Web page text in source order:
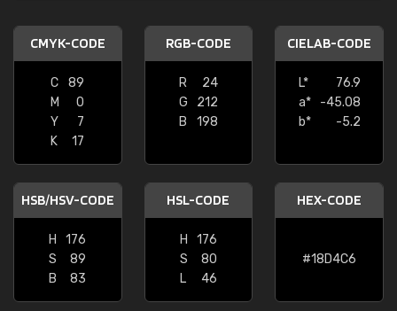
CMYK-CODE
C
89
M
0
Y
7
K
17
RGB-CODE
R
24
G
212
B
198
CIELAB-CODE
L*
76.9
a*
-45.08
b*
-5.2
HSB/HSV-CODE
H
176
S
89
B
83
HSL-CODE
H
176
S
80
L
46
HEX-CODE
#18D4C6